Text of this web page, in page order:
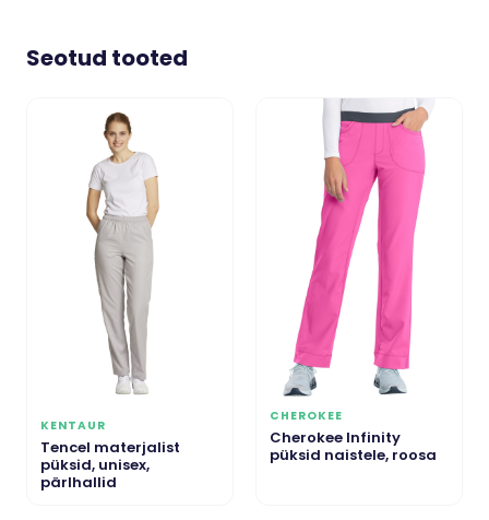
Seotud tooted
KENTAUR
Tencel materjalist
püksid, unisex,
pärlhallid
CHEROKEE
Cherokee Infinity
püksid naistele, roosa